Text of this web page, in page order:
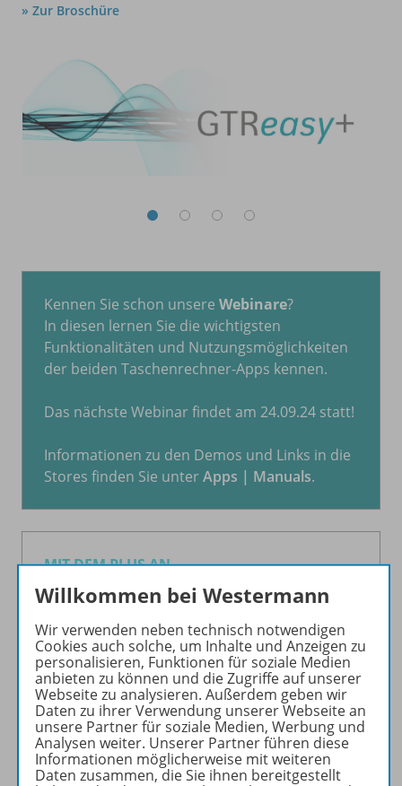
» Zur Broschüre
Kennen Sie schon unsere Webinare?
In diesen lernen Sie die wichtigsten
Funktionalitäten und Nutzungsmöglichkeiten
der beiden Taschenrechner-Apps kennen.
Das nächste Webinar findet am 24.09.24 statt!
Informationen zu den Demos und Links in die
Stores finden Sie unterApps | Manuals.
MIT DEM PLUS AN
BENUTZERFREUNDLICHKEIT
Sie suchen einen auf die Schule
abgestimmten und einfach zu bedienbaren
grafikfähigen Taschenrechner? Dann ist
unsereGTReasy+App genau das richtige für
Sie!
Die App lässt sich durch intuitive Elemente
wie Drag&Drop kinderleicht bedienen.
Willkommen bei Westermann
Wir verwenden neben technisch notwendigen
Cookies auch solche, um Inhalte und Anzeigen zu
personalisieren, Funktionen für soziale Medien
anbieten zu können und die Zugriffe auf unserer
Webseite zu analysieren. Außerdem geben wir
Daten zu ihrer Verwendung unserer Webseite an
unsere Partner für soziale Medien, Werbung und
Analysen weiter. Unserer Partner führen diese
Informationen möglicherweise mit weiteren
Daten zusammen, die Sie ihnen bereitgestellt